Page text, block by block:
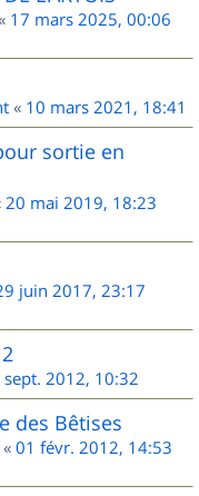
17 mars 2025, 00:06
« 10 mars 2021, 18:41
sortie en
20 mai 2019, 18:23
juin 2017, 23:17
sept. 2012, 10:32
des Bêtises
« 01 févr. 2012, 14:53